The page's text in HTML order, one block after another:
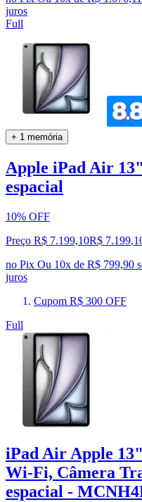
juros
Full
+ 1 memória
Apple iPad Air
espacial
10% OFF
Preço R$ 7.199,10R$ 7.199,
no Pix Ou 10x de R$ 799,90
juros
Cupom R$ 300 OFF
Full
iPad Air Apple
Wi-Fi, Câmera
espacial -